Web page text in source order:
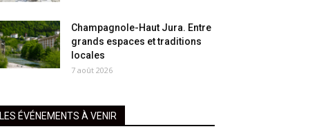
Champagnole-Haut Jura. Entre
grands espaces et traditions
locales
7 août 2026
LES ÉVÉNEMENTS À VENIR